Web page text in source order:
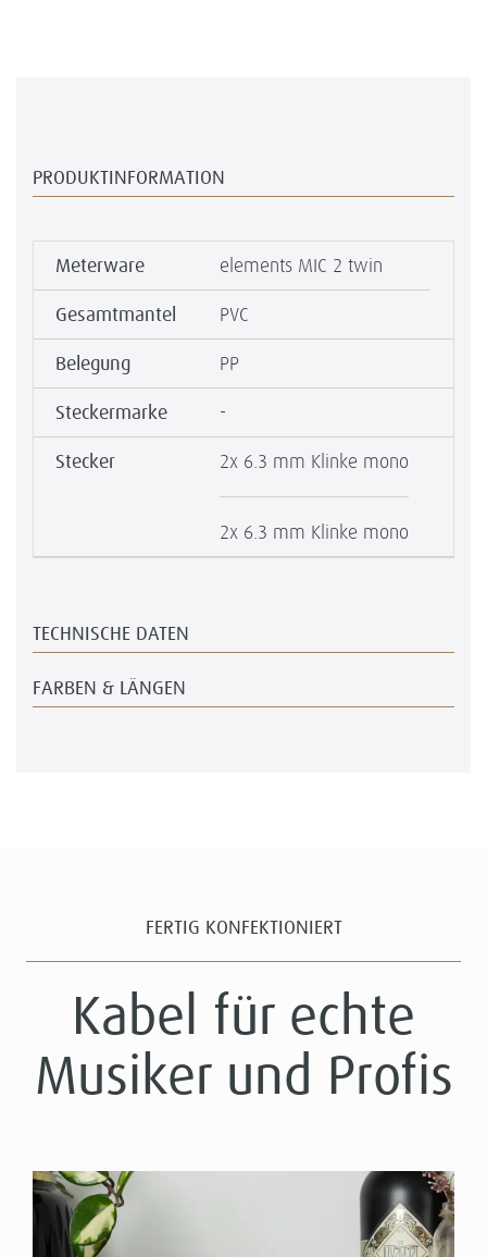
PRODUKTINFORMATION
Meterware elements MIC 2 twin
Gesamtmantel PVC
Belegung PP
Steckermarke -
Stecker 2x 6.3 mm Klinke mono
2x 6.3 mm Klinke mono
TECHNISCHE DATEN
FARBEN & LÄNGEN
FERTIG KONFEKTIONIERT
Kabel für echte
Musiker und Profis